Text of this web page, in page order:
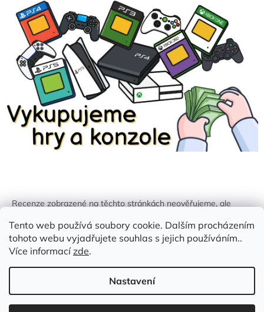
Tento web používá soubory cookie. Dalším procházením
tohoto webu vyjadřujete souhlas s jejich používáním..
Více informacízde.
Nastavení
Recenze zobrazené na těchto stránkách neověřujeme, ale
identifikován.
Vytvořil Shoptet